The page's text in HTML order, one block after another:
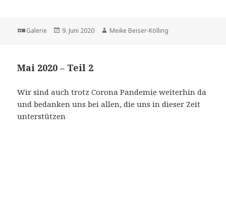
Format
Galerie
Veröffentlicht
9. Juni 2020 Autor
Meike Beiser-Kölling
Mai 2020 – Teil 2
Wir sind auch trotz Corona Pandemie weiterhin da
und bedanken uns bei allen, die uns in dieser Zeit
unterstützen